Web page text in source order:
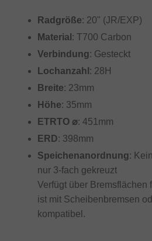
Radgröße: 20" (JR/EXP)
Material : T700 Carbon
Verbindung: Gesteckt
Lochanzahl : 28H
Breite: 23mm
Höhe: 35mm
ETRTO ⌀: 451mm
ERD: 398mm
Speichenanordnung:
nur 3-fach gekreuzt
Verfügt über Bremsflächen
ist mit Scheibenbremsen
kompatibel.